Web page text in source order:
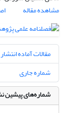
مشاهده مقاله
مقالات آماده انتشار
شماره جاری
شماره‌های پیشین